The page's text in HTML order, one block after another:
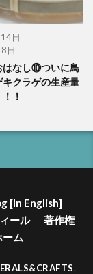
日
日
はなし⑩ついに鳥
クラゲの生産量
！
[In English]
ール
著作権
ーム
.